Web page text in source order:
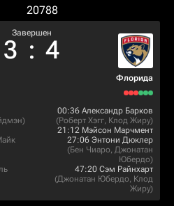
20788
Завершен
3 : 4
Флорида
)
00:36 Александр Барков
(Роберт Хэгг, Клод Жиру)
21:12 Мэйсон Марчмент
27:06 Энтони Дюклер
(Бен Чиаро, Джонатан
Юбердо)
47:20 Сэм Райнхарт
(Джонатан Юбердо, Клод
Жиру)